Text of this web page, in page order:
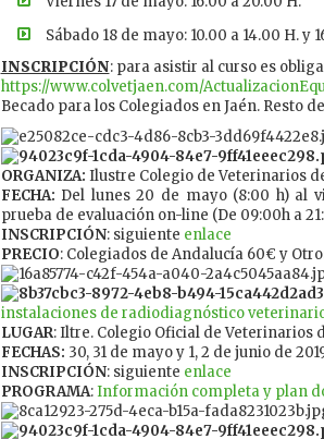
Sábado 18 de mayo: 10.00 a 14.00 H. y
INSCRIPCIÓN: para asistir al curso es
https://www.colvetjaen.com/
Becado para los Colegiados en Jaén. Resto
ORGANIZA: Ilustre Colegio de Veterinarios
FECHA: Del lunes 20 de mayo (8:00 h) al
prueba de evaluación on-line (De 09:00h a
INSCRIPCIÓN: siguiente enlace
PRECIO: Colegiados de Andalucía 60€ y
instalaciones de radiodiagnóstico
LUGAR: Iltre. Colegio Oficial de Veterinarios
FECHAS: 30, 31 de mayo y 1, 2 de junio de
INSCRIPCIÓN: siguiente enlace
PROGRAMA:Información completa y plan